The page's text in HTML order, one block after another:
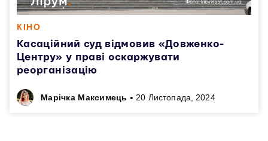
КІНО
Касаційний суд відмовив «Довженко-
Центру» у праві оскаржувати
реорганізацію
Марічка Максимець • 20 Листопада, 2024